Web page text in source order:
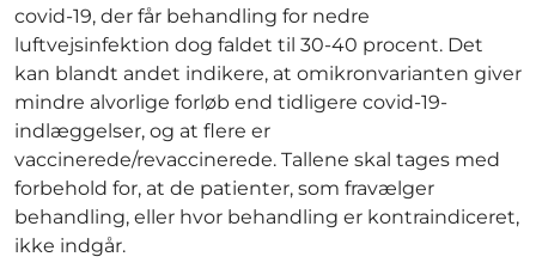
covid-19, der får behandling for nedre
luftvejsinfektion dog faldet til 30-40 procent. Det
kan blandt andet indikere, at omikronvarianten giver
mindre alvorlige forløb end tidligere covid-19-
indlæggelser, og at flere er
vaccinerede/revaccinerede. Tallene skal tages med
forbehold for, at de patienter, som fravælger
behandling, eller hvor behandling er kontraindiceret,
ikke indgår.